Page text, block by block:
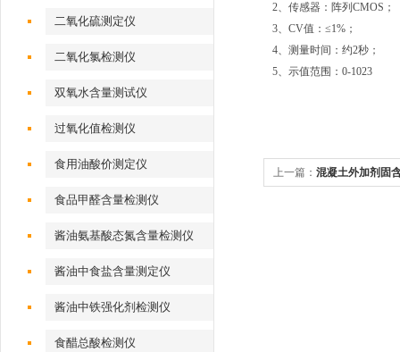
二氧化硫测定仪
二氧化氯检测仪
双氧水含量测试仪
过氧化值检测仪
食用油酸价测定仪
食品甲醛含量检测仪
酱油氨基酸态氮含量检测仪
酱油中食盐含量测定仪
酱油中铁强化剂检测仪
食醋总酸检测仪
2、传感器：阵列CMOS；
3、CV值：≤1%；
4、测量时间：约2秒；
5、示值范围：0-1023
上一篇： 混凝土外加剂固